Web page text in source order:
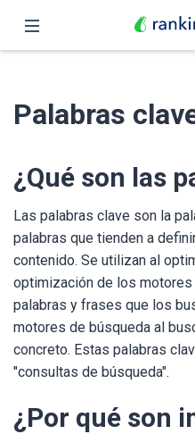
Funciones
Precio
Revendedores
Español
Palabras
¿Qué son las
Las palabras clave son la
palabras que tienden a
contenido. Se utilizan al
optimización de los
palabras y frases que los
motores de búsqueda al
concreto. Estas palabras
"consultas de búsqueda".
¿Por qué son